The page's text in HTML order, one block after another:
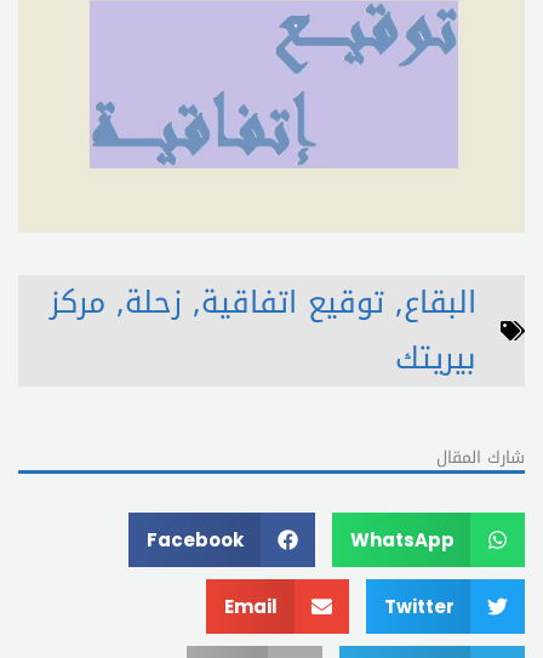
البقاع, توقيع اتفاقية, زحلة, مركز
بيريتك
شارك المقال
WhatsApp
Facebook
Twitter
Email